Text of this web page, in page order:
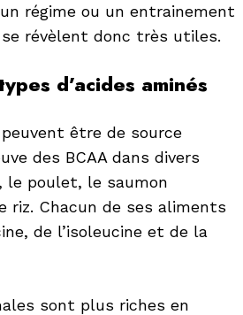
régime ou un entrainement
révèlent donc très utiles.
d’acides aminés
être de source
des BCAA dans divers
poulet, le saumon
riz. Chacun de ses aliments
de l’isoleucine et de la
sont plus riches en